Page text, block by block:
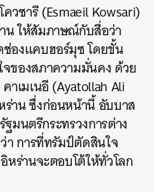
วซารี (Esmaeil Kowsari)
น ให้สัมภาษณ์กับสื่อว่า
องแคบฮอร์มุซ โดยขั้น
ของสภาความมั่นคง ด้วย
าเมเนอี (Ayatollah Ali
าน ซึ่งก่อนหน้านี้ อับบาส
มนตรีกระทรวงการต่าง
า การที่ทรัมป์ตัดสินใจ
หร่านจะตอบโต้ให้ทั่วโลก